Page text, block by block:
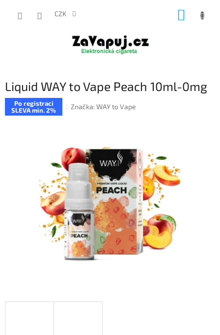
CZK
Liquid WAY to Vape Peach 10ml-0mg
Po registraci
SLEVA min. 2%
Značka:WAY to Vape